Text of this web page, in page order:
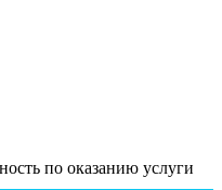
по оказанию услуги